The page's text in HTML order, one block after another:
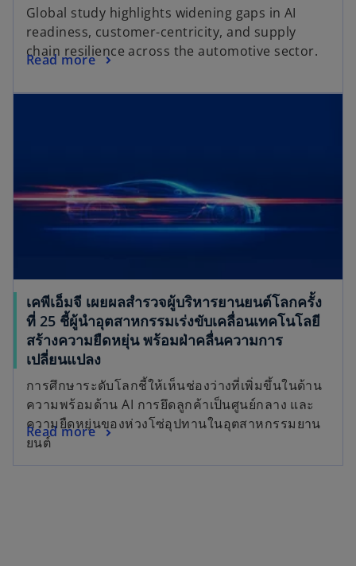
Global study highlights widening gaps in AI
readiness, customer-centricity, and supply
chain resilience across the automotive sector.
Read more
เคพีเอ็มจี เผยผลสำรวจผู้บริหารยานยนต์โลกครั้ง
ที่ 25 ชี้ผู้นำอุตสาหกรรมเร่งขับเคลื่อนเทคโนโลยี
สร้างความยืดหยุ่น พร้อมฝ่าคลื่นความการ
เปลี่ยนแปลง
การศึกษาระดับโลกชี้ให้เห็นช่องว่างที่เพิ่มขึ้นในด้าน
ความพร้อมด้าน AI การยึดลูกค้าเป็นศูนย์กลาง และ
ความยืดหยุ่นของห่วงโซ่อุปทานในอุตสาหกรรมยาน
ยนต์
Read more